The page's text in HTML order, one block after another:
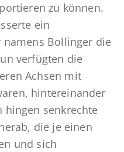
zu können.
ein
Bollinger die
verfügten die
Achsen mit
hintereinander
hingen senkrechte
die je einen
und sich